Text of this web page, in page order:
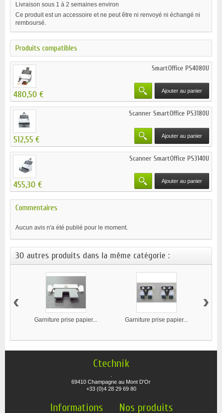
Livraison sous 1 à 2 semaines environ
Ce produit est un accessoire et ne peut être ni renvoyé ni échangé ni
remboursé.
Produits compatibles
SmartOffice PS4080U
480,50 € Ajouter au panier
Scanner SmartOffice PS3180U
512,55 € Ajouter au panier
Scanner SmartOffice PS3140U
455,30 € Ajouter au panier
Commentaires
Aucun avis n'a été publié pour le moment.
30 autres produits dans la même catégorie :
Garniture prise papier... Garniture prise papier...
‹ ›
Ctechnik
69410 Champagne au Mont D'Or
+33 (0)4 28 29 69 80
Informations Nos produits